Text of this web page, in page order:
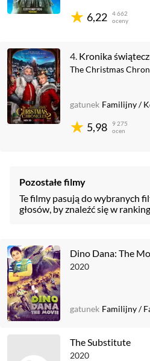
6,22
4 662
oceny
4. Kronika
The Christmas
5,98
9 275
ocen
gatunek Familijny/
Pozostałe filmy
Te filmy pasują do wybranych
głosów, by znaleźć się w
Dino Dana: The
2020
gatunek Familijny/
The Substitute
2020